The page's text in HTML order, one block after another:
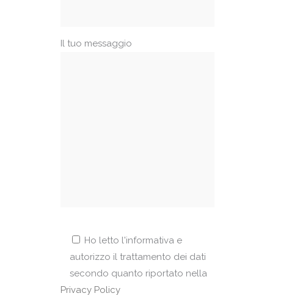
Il tuo messaggio
Ho letto l'informativa e
autorizzo il trattamento dei dati
secondo quanto riportato nella
Privacy Policy